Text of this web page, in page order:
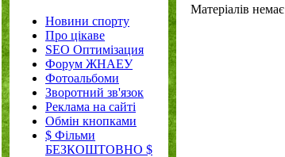
Новини спорту
Про цікаве
SEO Оптимізация
Форум ЖНАЕУ
Фотоальбоми
Зворотний зв'язок
Реклама на сайті
Обмін кнопками
$ Фільми
БЕЗКОШТОВНО $
Матеріалів немає